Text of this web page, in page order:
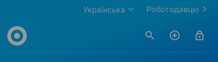
Роботодавцю
Українська